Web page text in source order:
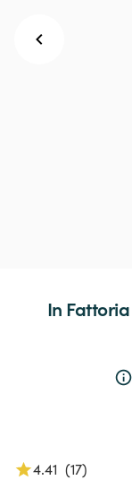
In Fattoria
4.41 (17)